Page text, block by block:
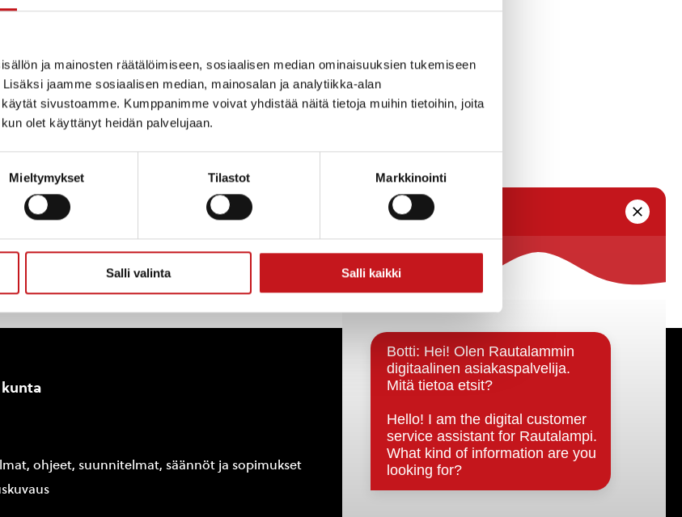
ja mainosten räätälöimiseen, sosiaalisen median ominaisuuksien tukemiseen
jaamme sosiaalisen median, mainosalan ja analytiikka-alan
sivustoamme. Kumppanimme voivat yhdistää näitä tietoja muihin tietoihin, joita
olet käyttänyt heidän palvelujaan.
Mieltymykset Tilastot Markkinointi
Salli valinta Salli kaikki
ympäristönsuojelun alta, seuraavasta linkistä:
ohjeet, suunnitelmat, säännöt ja sopimukset
Päätöksenteko ja lähidemokratia
Päätökset, esityslistat & pöytäkirjat
Hallinto
Kunnanhallitus
Kunnanvaltuusto